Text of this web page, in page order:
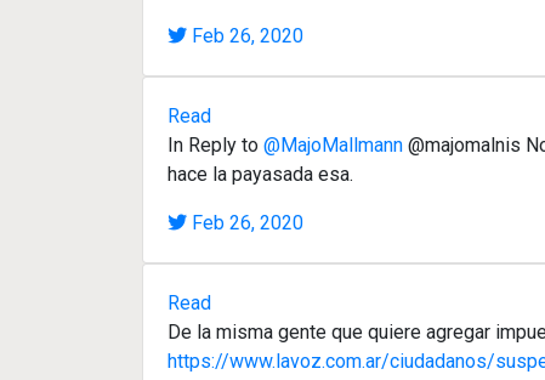
Feb 26, 2020
Read
In Reply to @MajoMallmann @majomalnis
hace la payasada esa.
Feb 26, 2020
Read
De la misma gente que quiere agregar
https://www.lavoz.com.ar/ciudadanos/